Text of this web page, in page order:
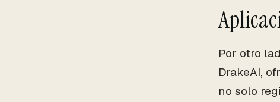
Por otro
DrakeAI,
no solo